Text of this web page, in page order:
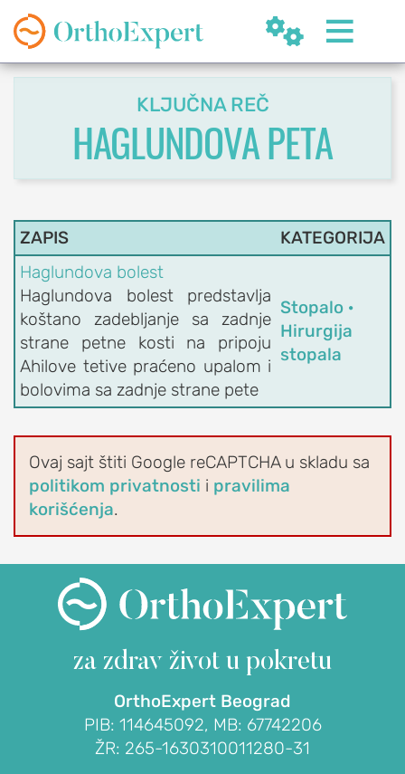
 
SR
NAMA
ORTHOEXPERT
Naši
lekari
fizioterapeuti
Kalendar
Savetodavni
OrthoExpert
Beograd
(060) 032-320-8
office@orthoexpert.rs
Svetog Save 32/8,
Beograd, Srbija
OrthoExpert Niš
(060) 032-320-9
office-
nis@orthoexpert.rs
Svetosavska 20,
Niš, Srbija
OrthoExpert
Podgorica
(068) 107-241
Ankarski bulevar 35 L1,
KLJUČNA REČ
HAGLUNDOVA PETA
ZAPIS
KATEGORIJA
Haglundova bolest
Haglundova bolest predstavlja
koštano zadebljanje sa zadnje
strane petne kosti na pripoju
Ahilove tetive praćeno upalom i
bolovima sa zadnje strane pete
Stopalo ·
Hirurgija
stopala
Ovaj sajt štiti Google reCAPTCHA u skladu sa
politikom privatnosti i pravilima
korišćenja.
za zdrav život u pokretu
OrthoExpert Beograd
PIB: 114645092, MB: 67742206
ŽR: 265-1630310011280-31